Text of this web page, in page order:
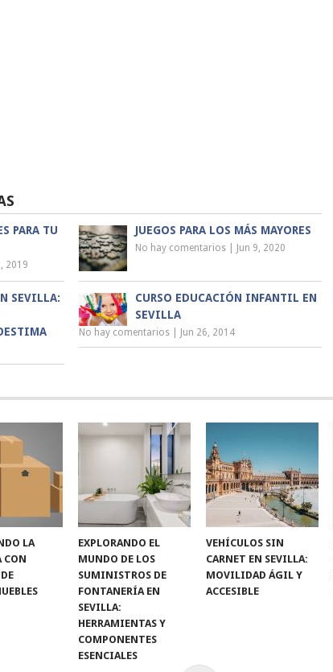
PARA TU
2019
JUEGOS PARA LOS MÁS MAYORES
No hay comentarios Jun 9, 2020
SEVILLA:
CURSO EDUCACIÓN INFANTIL EN
SEVILLA
No hay comentarios Jun 26, 2014
LA
CON
EXPLORANDO EL
MUNDO DE LOS
SUMINISTROS DE
FONTANERÍA EN
SEVILLA:
HERRAMIENTAS Y
COMPONENTES
ESENCIALES
VEHÍCULOS SIN
CARNET EN SEVILLA:
MOVILIDAD ÁGIL Y
ACCESIBLE